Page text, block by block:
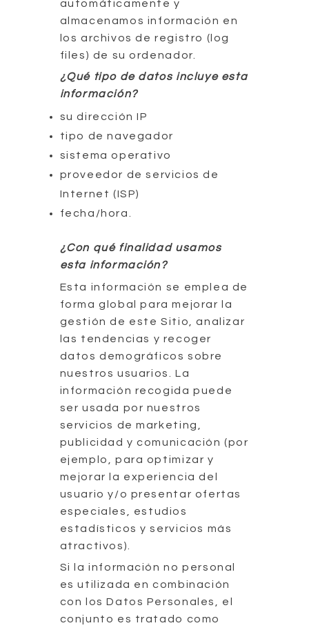
automáticamente y
almacenamos información en
los archivos de registro (log
files) de su ordenador.
¿Qué tipo de datos incluye esta
información?
su dirección IP
tipo de navegador
sistema operativo
proveedor de servicios de
Internet (ISP)
fecha/hora.
¿Con qué finalidad usamos
esta información?
Esta información se emplea de
forma global para mejorar la
gestión de este Sitio, analizar
las tendencias y recoger
datos demográficos sobre
nuestros usuarios. La
información recogida puede
ser usada por nuestros
servicios de marketing,
publicidad y comunicación (por
ejemplo, para optimizar y
mejorar la experiencia del
usuario y/o presentar ofertas
especiales, estudios
estadísticos y servicios más
atractivos).
Si la información no personal
es utilizada en combinación
con los Datos Personales, el
conjunto es tratado como